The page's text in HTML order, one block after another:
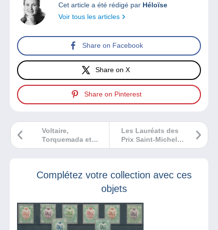
Cet article a été rédigé par Héloïse
Voir tous les articles
Share on Facebook
Share on X
Share on Pinterest
Les Lauréats des
Prix Saint-Michel
de la Bande
sponsorisé par
Voltaire,
Torquemada et
Daubigny… Des
Complétez votre collection avec ces
objets